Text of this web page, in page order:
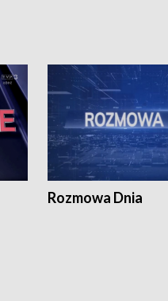
Rozmowa Dnia